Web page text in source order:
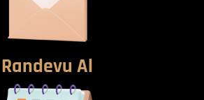
Randevu Al